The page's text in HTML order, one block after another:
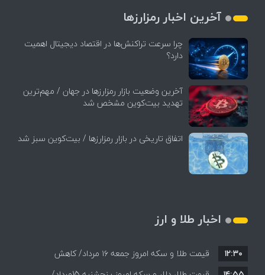
آخرین اخبار رمزارزها
چرا سرعت تراکنش‌ها در اقتصاد دیجیتال اهمیت
دارد؟
آخرین وضعیت بازار رمزارزها در جهان / مهم‌ترین
تهدید بیت‌کوین مشخص شد
اتفاق تاریخی در بازار رمزارزها / بیت‌کوین سبز شد
اخبار طلا و ارز
قیمت طلا و سکه امروز جمعه ۱۶ مرداد/ کاهش
۱۲:۳۰